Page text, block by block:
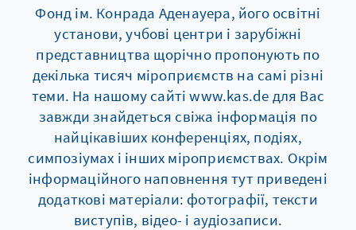
Фонд ім. Конрада Аденауера, його освітні
установи, учбові центри і зарубіжні
представництва щорічно пропонують по
декілька тисяч мiроприємств на самі різні
теми. На нашому сайті www.kas.de для Вас
завжди знайдеться свіжа інформація по
найцікавіших конференціях, подіях,
симпозіумах і інших мiроприємствах. Окрім
інформаційного наповнення тут приведені
додаткові матеріали: фотографії, тексти
виступів, відео- і аудіозаписи.